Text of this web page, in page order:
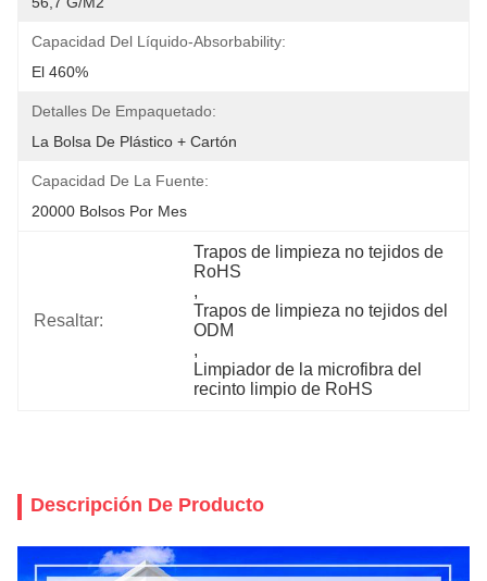
Capacidad Del Líquido-Absorbability:
El 460%
Detalles De Empaquetado:
La Bolsa De Plástico + Cartón
Capacidad De La Fuente:
20000 Bolsos Por Mes
Resaltar:
Trapos de limpieza no tejidos de
RoHS
,
Trapos de limpieza no tejidos del
ODM
,
Limpiador de la microfibra del
recinto limpio de RoHS
Descripción De Producto